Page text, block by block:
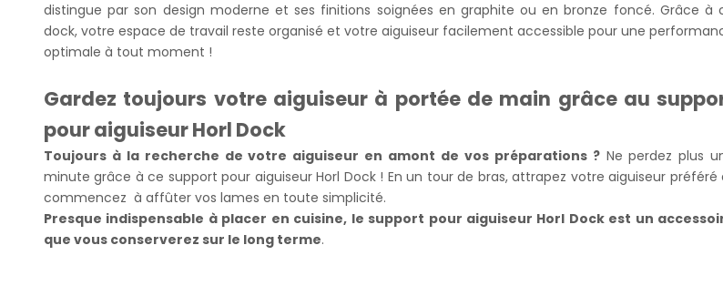
distingue par son design moderne et ses finitions soignées en graphite ou en bronze foncé. Grâce à
dock, votre espace de travail reste organisé et votre aiguiseur facilement accessible pour une
optimale à tout moment !
Gardez toujours votre aiguiseur à portée de main grâce au
pour aiguiseur Horl Dock
Toujours à la recherche de votre aiguiseur en amont de vos préparations ?Ne perdez plus
minute grâce à ce support pour aiguiseur Horl Dock ! En un tour de bras, attrapez votre aiguiseur préféré
commencez à affûter vos lames en toute simplicité.
Presque indispensable à placer en cuisine, le support pour aiguiseur Horl Dock est un
que vous conserverez sur le long terme.